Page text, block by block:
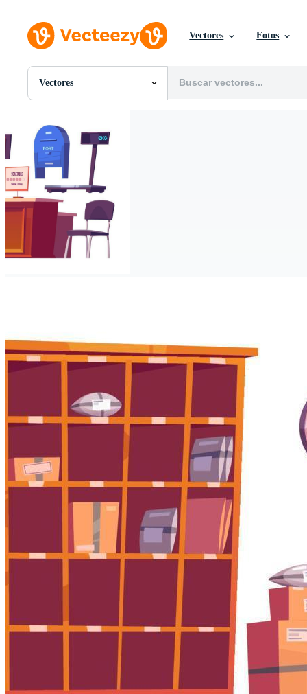
Vectores Fotos
Vectores
Todas Imágenes
PNGs
PSDs
SVGs
Plantillas
Vectores
Videos
Gráficos en Movimiento
Imágenes Editoriales
Eventos Editoriales